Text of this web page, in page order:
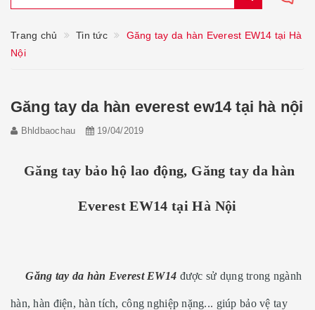
Trang chủ Tin tức
Găng tay da hàn Everest EW14 tại Hà
Nội
Găng tay da hàn everest ew14 tại hà nội
Bhldbaochau 19/04/2019
Găng tay bảo hộ lao động, Găng tay da hàn
Everest EW14 tại Hà Nội
Găng tay da hàn Everest EW14 được sử dụng trong ngành
hàn, hàn điện, hàn tích, công nghiệp nặng... giúp bảo vệ tay